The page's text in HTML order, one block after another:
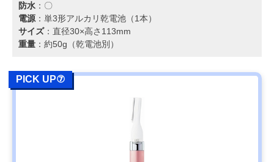
防水 ：〇
電源：単3形アルカリ乾電池（1本）
サイズ：直径30×高さ113mm
重量 ：約50g（乾電池別）
PICK UP⑦